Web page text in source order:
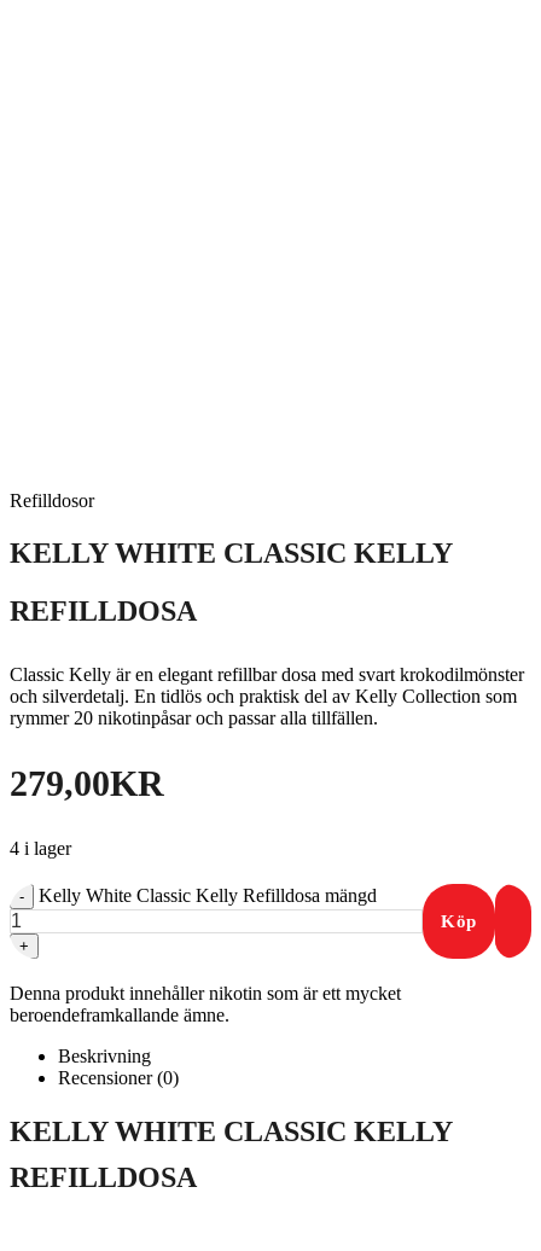
Refilldosor
KELLY WHITE CLASSIC KELLY
REFILLDOSA
Classic Kelly är en elegant refillbar dosa med svart krokodilmönster
och silverdetalj. En tidlös och praktisk del av Kelly Collection som
rymmer 20 nikotinpåsar och passar alla tillfällen.
279,00KR
4 i lager
- Kelly White Classic Kelly Refilldosa mängd
+
Köp
Denna produkt innehåller nikotin som är ett mycket
beroendeframkallande ämne.
Beskrivning
Recensioner (0)
KELLY WHITE CLASSIC KELLY
REFILLDOSA